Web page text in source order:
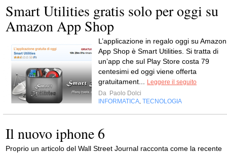
Smart Utilities gratis solo per oggi su
Amazon App Shop
L’applicazione in regalo oggi su Amazon
App Shop è Smart Utilities. Si tratta di
un’app che sul Play Store costa 79
centesimi ed oggi viene offerta
gratuitament...
Leggere il seguito
Da Paolo Dolci
INFORMATICA TECNOLOGIA
Il nuovo iphone 6
Proprio un articolo del Wall Street Journal racconta come la recente